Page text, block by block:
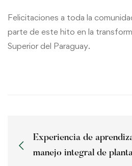
Felicitaciones a toda la
parte de este hito en la
Superior del Paraguay.
Experiencia de
manejo integral de